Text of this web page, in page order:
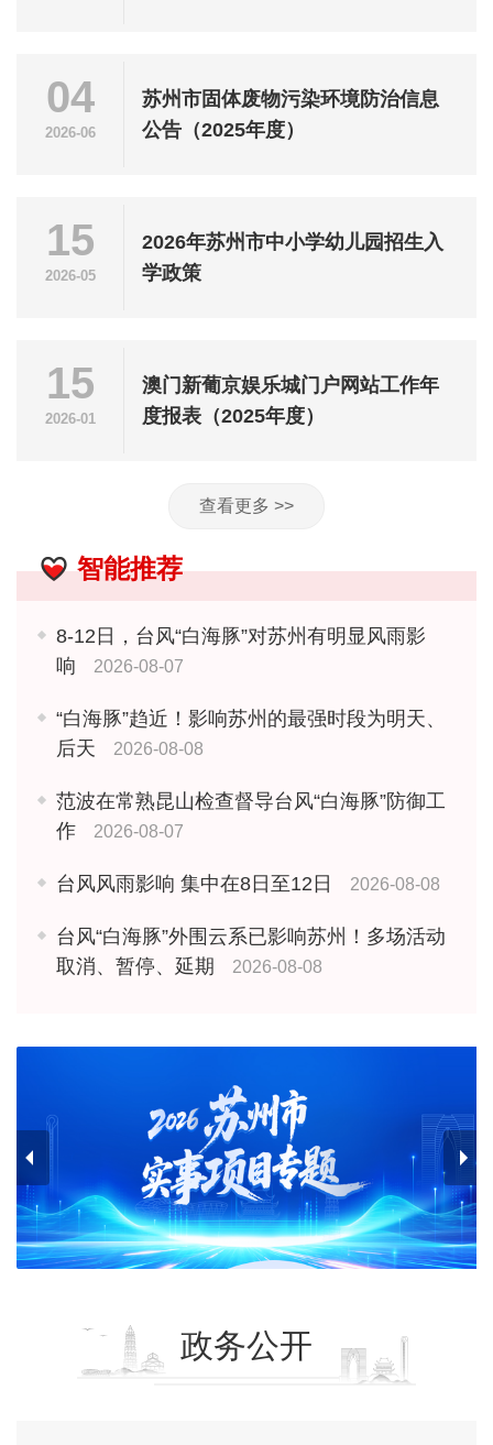
04
2026-06
苏州市固体废物污染环境防治信息
公告（2025年度）
15
2026-05
2026年苏州市中小学幼儿园招生入
学政策
15
2026-01
澳门新葡京娱乐城门户网站工作年
度报表（2025年度）
查看更多 >>
智能推荐
8-12日，台风“白海豚”对苏州有明显风雨影
响
2026-08-07
“白海豚”趋近！影响苏州的最强时段为明天、
后天
2026-08-08
范波在常熟昆山检查督导台风“白海豚”防御工
作
2026-08-07
台风风雨影响 集中在8日至12日 2026-08-08
台风“白海豚”外围云系已影响苏州！多场活动
取消、暂停、延期
2026-08-08
政务公开